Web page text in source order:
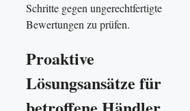
Schritte gegen ungerechtfertigte
Bewertungen zu prüfen.
Proaktive
Lösungsansätze für